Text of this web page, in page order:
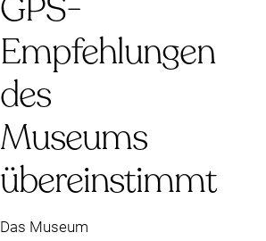
Empfehlungen
des
Museums
übereinstimmt
Das Museum